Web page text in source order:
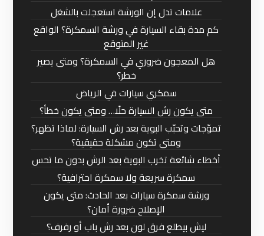
علامات تدل إن الورشة استعجلت بالشغل
كم مدة بقاء السيارة في ورشة السمكرة؟ الواقع
غير المتوقع
هل المعجون ضروري في السمكرة؟ ومتى يصير
خطر؟
سمكري سيارات في الرياض
متى يكون رش السيارة حلًا… ومتى يكون خطأ؟
تموّجات وتحبّب البوية بعد رش السيارة: لماذا تظهر؟
ومتى تكون مشكلة حقيقية؟
أخطاء شائعة تخرب البوية بعد الرش بدون ما تحس
سمكرة سريعة ولا سمكرة احترافية؟
ورشة سمكرة سيارات بعد الحادث: متى يكون
الإصلاح ضرورة أمان؟
ليش بيطلع فرق لون بعد رش باب أو رفرف؟